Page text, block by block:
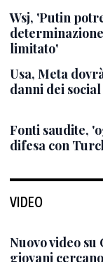
Wsj, 'Putin
limitato'
Usa, Meta
danni dei
Fonti saudite,
difesa con
VIDEO
Nuovo video
giovani